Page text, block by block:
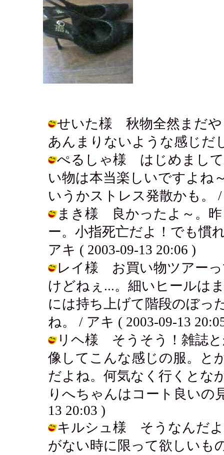
せいた様 秋物全然まだや
あんまりないような感じだ
ぺるしゃ様 はじめまして
い物は本当楽しいですよね
いうかストレス発散かも。 /
まき様 良かったよ～。昨
ー。小指死亡だよ！でも慣
アキ ( 2003-09-13 20:06 )
レイ様 お買い物ツアーっ
けどねぇ...。細いヒールは
には持ち上げて階段のぼっ
ね。 / アキ ( 2003-09-13
リヘ様 そうそう！雑誌と
像してこんな感じの服。と
だよね。何気なく行くとな
りへちゃんはコート良いの
13 20:03 )
キルシュ様 そうなんだよ
がない時に限って欲しいも